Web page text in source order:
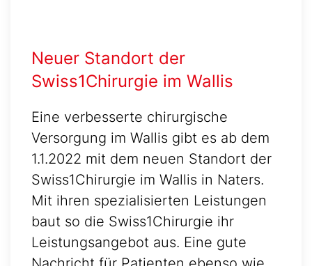
Neuer Standort der
Swiss1Chirurgie im Wallis
Eine verbesserte chirurgische
Versorgung im Wallis gibt es ab dem
1.1.2022 mit dem neuen Standort der
Swiss1Chirurgie im Wallis in Naters.
Mit ihren spezialisierten Leistungen
baut so die Swiss1Chirurgie ihr
Leistungsangebot aus. Eine gute